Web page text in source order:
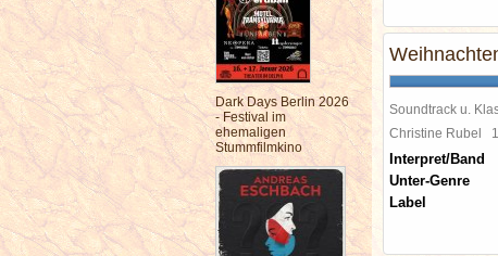
Dark Days Berlin 2026
- Festival im
ehemaligen
Stummfilmkino
Soundtrack u.
Christine Rubel
Interpret/Band
Unter-Genre
Label